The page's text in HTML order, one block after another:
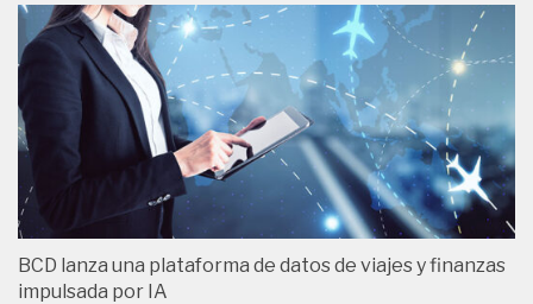
BCD lanza una plataforma de datos de viajes y finanzas
impulsada por IA